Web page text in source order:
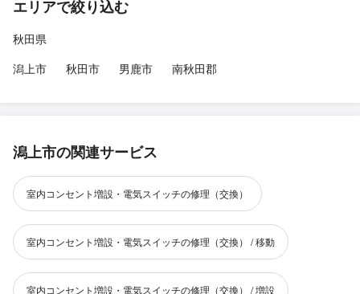
エリアで絞り込む
秋田県
潟上市
秋田市 男鹿市 南秋田郡
潟上市の関連サービス
室内コンセント増設・電気スイッチの修理（交換）
室内コンセント増設・電気スイッチの修理（交換） / 移動
室内コンセント増設・電気スイッチの修理（交換） / 増設